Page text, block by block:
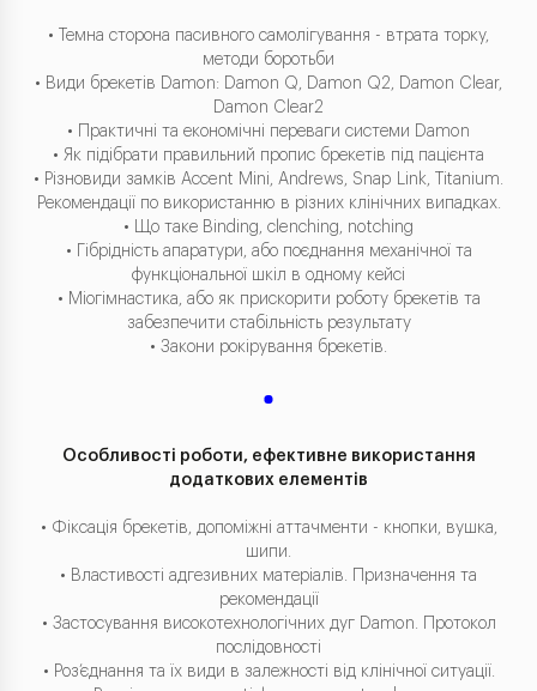
• Темна сторона пасивного самолігування - втрата торку,
методи боротьби
• Види брекетів Damon: Damon Q, Damon Q2, Damon Clear,
Damon Clear2
• Практичні та економічні переваги системи Damon
• Як підібрати правильний пропис брекетів під пацієнта
• Різновиди замків Accent Mini, Andrews, Snap Link, Titanium.
Рекомендації по використанню в різних клінічних випадках.
• Що таке Binding, clenching, notching
• Гібрідність апаратури, або поєднання механічної та
функціональної шкіл в одному кейсі
• Міогімнастика, або як прискорити роботу брекетів та
забезпечити стабільність результату
• Закони рокірування брекетів.
Особливості роботи, ефективне використання
додаткових елементів
• Фіксація брекетів, допоміжні аттачменти - кнопки, вушка,
шипи.
• Властивості адгезивних матеріалів. Призначення та
рекомендації
• Застосування високотехнологічних дуг Damon. Протокол
послідовності
• Роз’єднання та їх види в залежності від клінічної ситуації.